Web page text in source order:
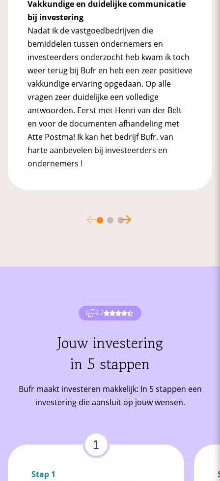
Vakkundige en duidelijke communicatie
bij investering
Nadat ik de vastgoedbedrijven die
bemiddelen tussen ondernemers en
investeerders onderzocht heb kwam ik toch
weer terug bij Bufr en heb een zeer positieve
vakkundige ervaring opgedaan. Op alle
vragen zeer duidelijke een volledige
antwoorden. Eerst met Henri van der Belt
en voor de documenten afhandeling met
Atte Postma! Ik kan het bedrijf Bufr. van
harte aanbevelen bij investeerders en
ondernemers !
9.7
Jouw investering
in 5 stappen
Bufr maakt investeren makkelijk: In 5 stappen een
investering die aansluit op jouw wensen.
Stap 1